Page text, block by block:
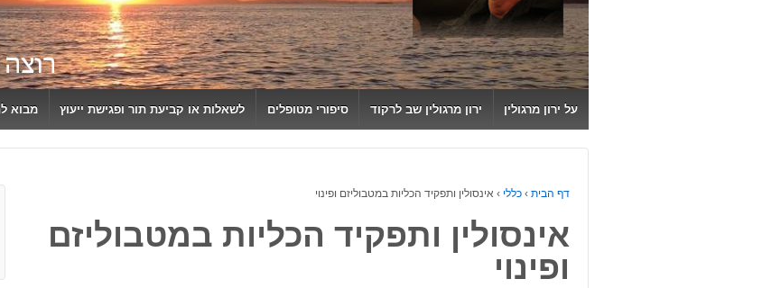
על ירון מרגולין ירון מרגולין שב לרקוד סיפורי מטופלים לשאלות או קביעת תור ופגישת ייעוץ מבוא
דף הבית › כללי › אינסולין ותפקיד הכליות במטבוליזם ופינוי
אינסולין ותפקיד הכליות במטבוליזם
ופינוי